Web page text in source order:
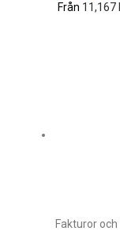
Från 11,167
Fakturor